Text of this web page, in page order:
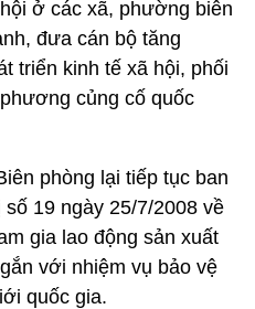
ở các xã, phường biên
đưa cán bộ tăng
triển kinh tế xã hội, phối
củng cố quốc
phòng lại tiếp tục ban
19 ngày 25/7/2008 về
gia lao động sản xuất
với nhiệm vụ bảo vệ
quốc gia.